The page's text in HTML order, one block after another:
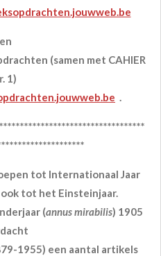
en
(samen met CAHIER
1)
.
tot Internationaal Jaar
tot het Einsteinjaar.
(annus mirabilis) 1905
1955) een aantal artikels